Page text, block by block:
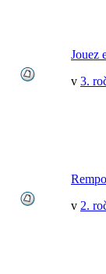
Jouez
v 3.
v 2.